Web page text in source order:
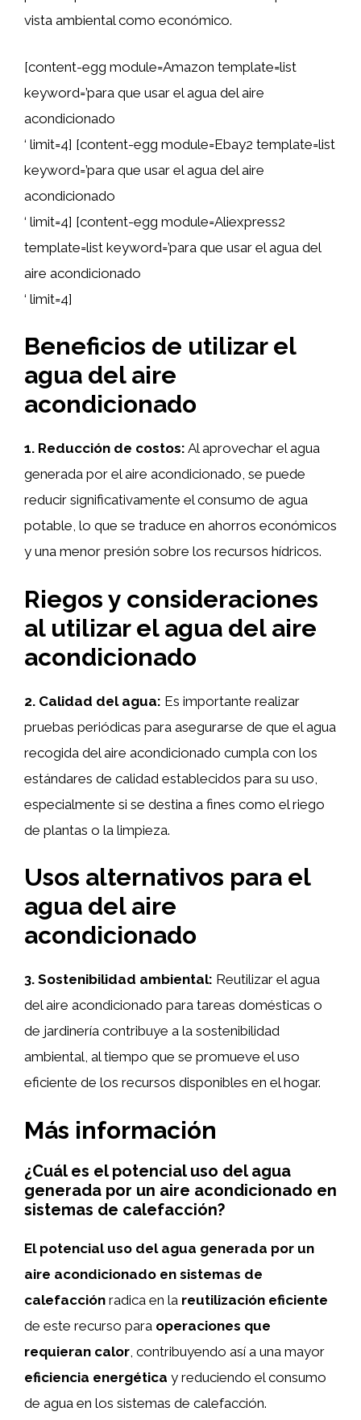
vista ambiental como económico.
[content-egg module=Amazon template=list
keyword=’para que usar el agua del aire
acondicionado
‘ limit=4] [content-egg module=Ebay2 template=list
keyword=’para que usar el agua del aire
acondicionado
‘ limit=4] [content-egg module=Aliexpress2
template=list keyword=’para que usar el agua del
aire acondicionado
‘ limit=4]
Beneficios de utilizar el
agua del aire
acondicionado
1. Reducción de costos: Al aprovechar el agua
generada por el aire acondicionado, se puede
reducir significativamente el consumo de agua
potable, lo que se traduce en ahorros económicos
y una menor presión sobre los recursos hídricos.
Riegos y consideraciones
al utilizar el agua del aire
acondicionado
2. Calidad del agua: Es importante realizar
pruebas periódicas para asegurarse de que el agua
recogida del aire acondicionado cumpla con los
estándares de calidad establecidos para su uso,
especialmente si se destina a fines como el riego
de plantas o la limpieza.
Usos alternativos para el
agua del aire
acondicionado
3. Sostenibilidad ambiental: Reutilizar el agua
del aire acondicionado para tareas domésticas o
de jardinería contribuye a la sostenibilidad
ambiental, al tiempo que se promueve el uso
eficiente de los recursos disponibles en el hogar.
Más información
¿Cuál es el potencial uso del agua
generada por un aire acondicionado en
sistemas de calefacción?
El potencial uso del agua generada por un
aire acondicionado en sistemas de
calefacción radica en la reutilización eficiente
de este recurso para operaciones que
requieran calor , contribuyendo así a una mayor
eficiencia energética y reduciendo el consumo
de agua en los sistemas de calefacción.